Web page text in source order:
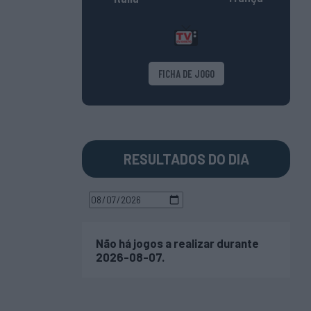
FICHA DE JOGO
RESULTADOS DO DIA
Não há jogos a realizar durante
2026-08-07.